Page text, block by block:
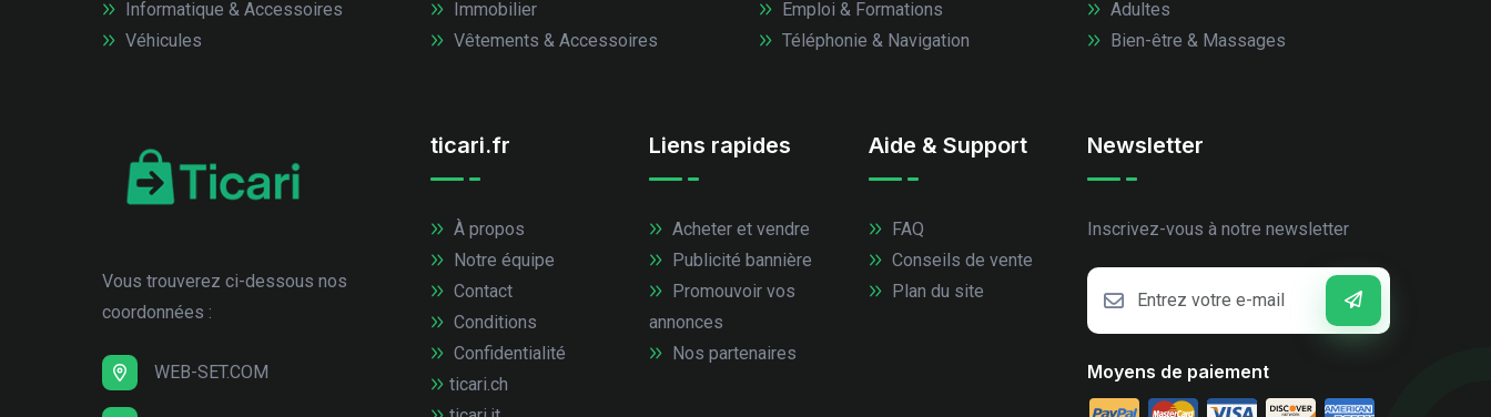
Informatique & Accessoires
Véhicules
Immobilier
Vêtements & Accessoires
Emploi & Formations
Téléphonie & Navigation
Adultes
Bien-être & Massages
Vous trouverez ci-dessous nos
coordonnées :
WEB-SET.COM
ticari.fr
À propos
Notre équipe
Contact
Conditions
Confidentialité
ticari.ch
Liens rapides
Acheter et vendre
Publicité bannière
Promouvoir vos
annonces
Nos partenaires
Aide & Support
FAQ
Conseils de vente
Plan du site
Newsletter
Inscrivez-vous à notre newsletter
Moyens de paiement